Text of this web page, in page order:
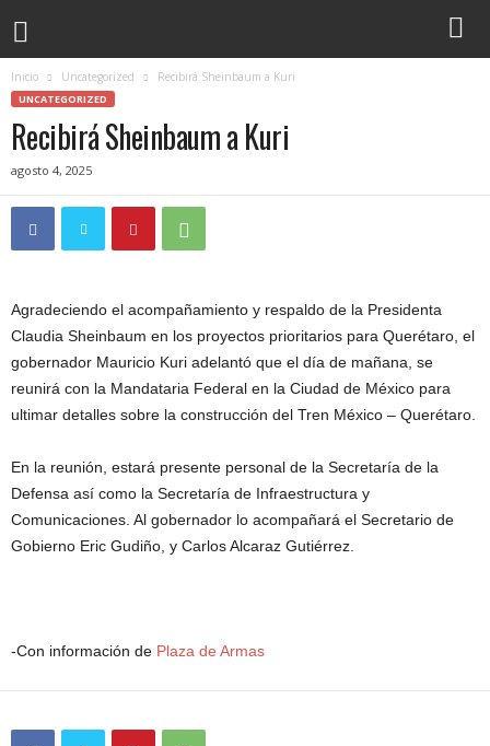
Inicio Uncategorized Recibirá Sheinbaum a Kuri
UNCATEGORIZED
Recibirá Sheinbaum a Kuri
agosto 4, 2025
Agradeciendo el acompañamiento y respaldo de la Presidenta
Claudia Sheinbaum en los proyectos prioritarios para Querétaro, el
gobernador Mauricio Kuri adelantó que el día de mañana, se
reunirá con la Mandataria Federal en la Ciudad de México para
ultimar detalles sobre la construcción del Tren México – Querétaro.
En la reunión, estará presente personal de la Secretaría de la
Defensa así como la Secretaría de Infraestructura y
Comunicaciones. Al gobernador lo acompañará el Secretario de
Gobierno Eric Gudiño, y Carlos Alcaraz Gutiérrez.
-Con información de Plaza de Armas